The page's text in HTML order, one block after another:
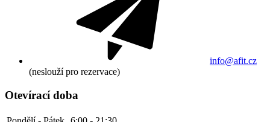
info@afit.cz
(neslouží pro rezervace)
Otevírací doba